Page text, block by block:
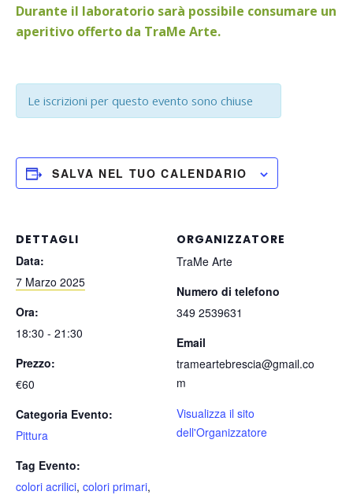
Durante il laboratorio sarà possibile consumare un
aperitivo offerto da TraMe Arte.
Le iscrizioni per questo evento sono chiuse
SALVA NEL TUO CALENDARIO
DETTAGLI
Data:
7 Marzo 2025
Ora:
18:30 - 21:30
Prezzo:
€60
Categoria Evento:
Pittura
Tag Evento:
colori acrilici, colori primari,
ORGANIZZATORE
TraMe Arte
Numero di telefono
349 2539631
Email
trameartebrescia@gmail.co
m
Visualizza il sito
dell'Organizzatore